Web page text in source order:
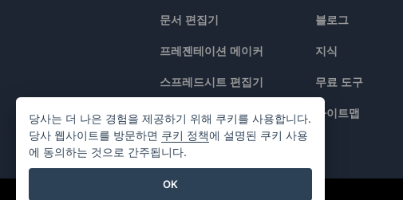
문서 편집기
프레젠테이션 메이커
스프레드시트 편집기
가격 책정
블로그
지식
무료 도구
사이트맵
당사는 더 나은 경험을 제공하기 위해 쿠키를 사용합니다.
당사 웹사이트를 방문하면 쿠키 정책에 설명된 쿠키 사용
에 동의하는 것으로 간주됩니다.
OK